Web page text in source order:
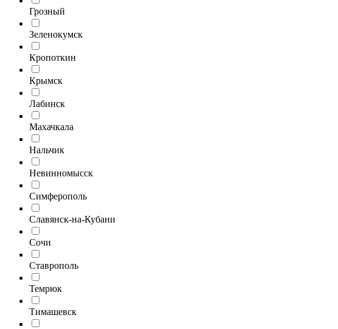
Грозный
Зеленокумск
Кропоткин
Крымск
Лабинск
Махачкала
Нальчик
Невинномысск
Симферополь
Славянск-на-Кубани
Сочи
Ставрополь
Темрюк
Тимашевск